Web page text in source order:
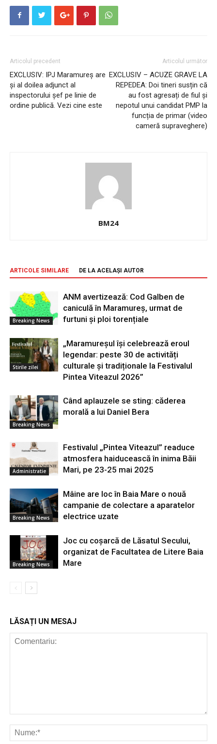
Articolul precedent
EXCLUSIV: IPJ Maramureș are
și al doilea adjunct al
inspectorului șef pe linie de
ordine publică. Vezi cine este
Articolul următor
EXCLUSIV – ACUZE GRAVE LA
REPEDEA: Doi tineri susțin că
au fost agresați de fiul și
nepotul unui candidat PMP la
funcția de primar (video
cameră supraveghere)
BM24
ARTICOLE SIMILARE DE LA ACELAȘI AUTOR
Breaking News
ANM avertizează: Cod Galben de
caniculă în Maramureș, urmat de
furtuni și ploi torențiale
Stirile zilei
„Maramureșul își celebrează eroul
legendar: peste 30 de activități
culturale și tradiționale la Festivalul
Pintea Viteazul 2026”
Breaking News
Când aplauzele se sting: căderea
morală a lui Daniel Bera
Administratie
Festivalul „Pintea Viteazul” readuce
atmosfera haiducească în inima Băii
Mari, pe 23-25 mai 2025
Breaking News
Mâine are loc în Baia Mare o nouă
campanie de colectare a aparatelor
electrice uzate
Breaking News
Joc cu coșarcă de Lăsatul Secului,
organizat de Facultatea de Litere Baia
Mare
LĂSAȚI UN MESAJ